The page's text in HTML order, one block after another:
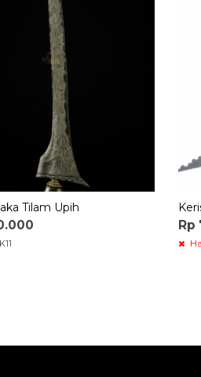
Tilam Upih
Rp